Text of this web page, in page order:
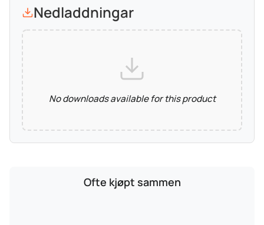
Nedladdningar
No downloads available for this product
Ofte kjøpt sammen